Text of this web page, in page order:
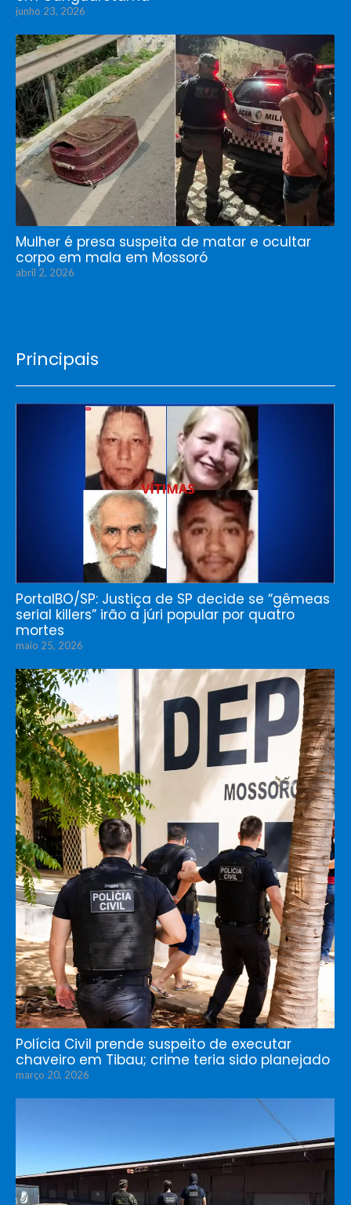
junho 23, 2026
Mulher é presa suspeita de matar e ocultar
corpo em mala em Mossoró
abril 2, 2026
Principais
PortalBO/SP: Justiça de SP decide se “gêmeas
serial killers” irão a júri popular por quatro
mortes
maio 25, 2026
Polícia Civil prende suspeito de executar
chaveiro em Tibau; crime teria sido planejado
março 20, 2026